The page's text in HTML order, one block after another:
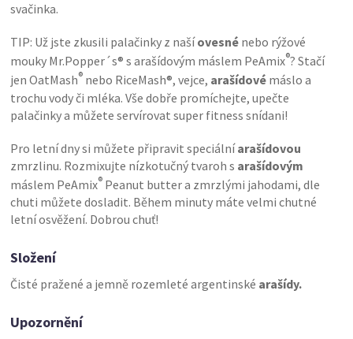
svačinka.
TIP: Už jste zkusili palačinky z našíovesné nebo rýžové
mouky Mr.Popper´s® s arašídovým máslem PeAmix®? Stačí
jen OatMash® nebo RiceMash®, vejce, arašídové máslo a
trochu vody či mléka. Vše dobře promíchejte, upečte
palačinky a můžete servírovat super fitness snídani!
Pro letní dny si můžete připravit speciálníarašídovou
zmrzlinu. Rozmixujte nízkotučný tvaroh s arašídovým
máslem PeAmix® Peanut butter a zmrzlými jahodami, dle
chuti můžete dosladit. Během minuty máte velmi chutné
letní osvěžení. Dobrou chuť!
Složení
Čisté pražené a jemně rozemleté argentinské arašídy.
Upozornění